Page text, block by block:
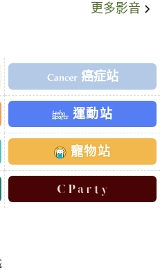
更多影音
癌症站
運動站
寵物站